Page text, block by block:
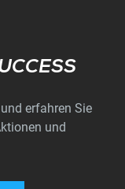
erfahren Sie
und